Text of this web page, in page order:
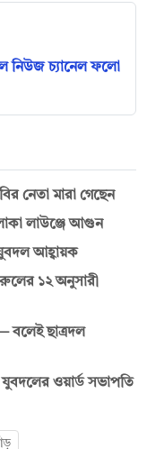
নিউজ চ্যানেল ফলো
নেতা মারা গেছেন
লাউঞ্জে আগুন
আহ্বায়ক
১২ অনুসারী
বলেই ছাত্রদল
যুবদলের ওয়ার্ড সভাপতি